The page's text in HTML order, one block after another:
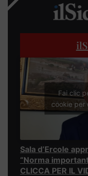
Fai clic
cookie per
Sala d’Ercole
“Norma
CLICCA PER IL